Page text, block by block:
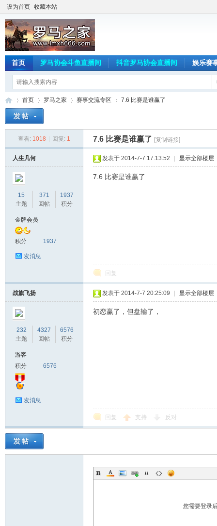
设为首页 收藏本站
首页 罗马协会斗鱼直播间 抖音罗马协会直播间 娱乐赛
家
首页
›
罗马之家
›
赛事交流专区
›
7.6 比赛是谁赢了
查看: 1018 回复: 1 7.6 比赛是谁赢了 [复制链接]
人生几何
15
主题
371
回帖
1937
积分
金牌会员
积分 1937
发消息
发表于 2014-7-7 17:13:52 显示全部楼层
7.6 比赛是谁赢了
回复
战旗飞扬
232
主题
4327
回帖
6576
积分
游客
积分
6576
发消息
发表于 2014-7-7 20:25:09 显示全部楼层
初恋赢了，但盘输了，
回复 支持 反对
您需要登录